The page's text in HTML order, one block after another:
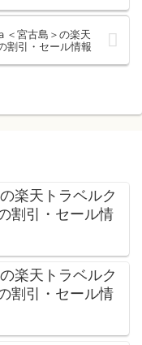
＜宮古島＞の楽天
割引・セール情報
楽天トラベルク
割引・セール情
楽天トラベルク
割引・セール情